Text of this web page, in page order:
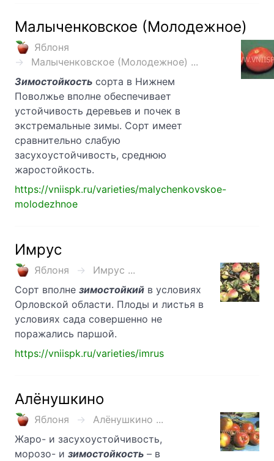
Малыченковское (Молодежное)
Яблоня
Малыченковское (Молодежное) ...
Зимостойкость сорта в Нижнем
Поволжье вполне обеспечивает
устойчивость деревьев и почек в
экстремальные зимы. Сорт имеет
сравнительно слабую
засухоустойчивость, среднюю
жаростойкость.
https://vniispk.ru/varieties/malychenkovskoe-
molodezhnoe
Имрус
Яблоня
Имрус ...
Сорт вполне зимостойкий в условиях
Орловской области. Плоды и листья в
условиях сада совершенно не
поражались паршой.
https://vniispk.ru/varieties/imrus
Алёнушкино
Яблоня
Алёнушкино ...
Жаро- и засухоустойчивость,
морозо- и зимостойкость – в